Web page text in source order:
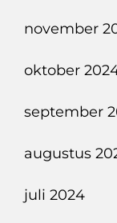
november
oktober
september
augustus
juli 2024